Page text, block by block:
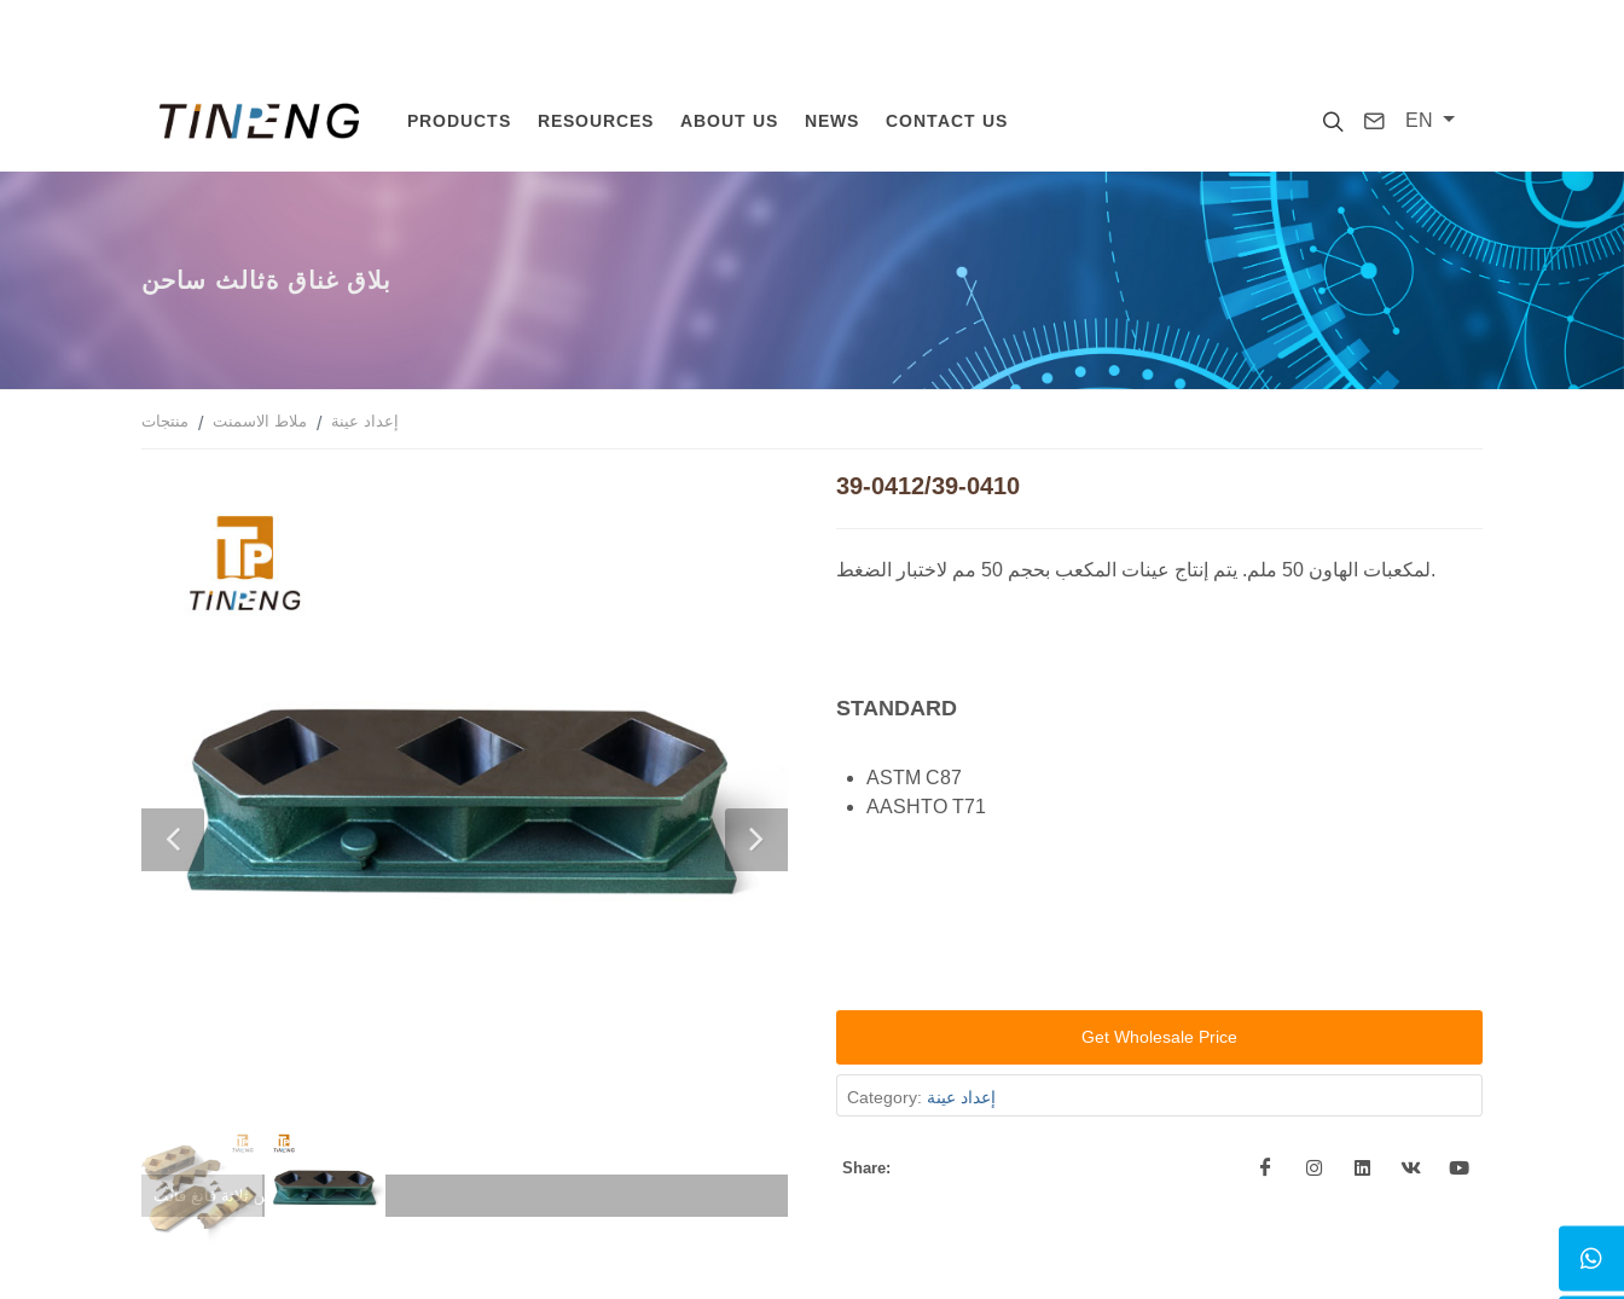
SearchContact
EN
PRODUCTS RESOURCES ABOUT US NEWS CONTACT US
نحاس ثلاثة قانغ قالب
منتجات ملاط الاسمنت إعداد عينة
نحاس ثلاثة قانغ قالب
39-0412/39-0410
لمكعبات الهاون 50 ملم. يتم إنتاج عينات المكعب بحجم 50 مم لاختبار الضغط.
STANDARD
ASTM C87
AASHTO T71
Get Wholesale Price
Category: إعداد عينة
Share: